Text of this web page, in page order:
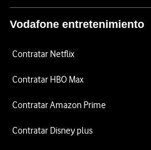
Vodafone entretenimiento
Contratar Netflix
Contratar HBO Max
Contratar Amazon Prime
Contratar Disney plus